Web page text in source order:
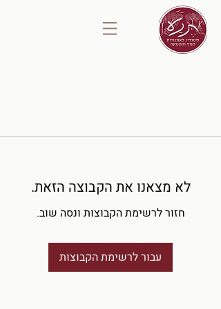
לא מצאנו את הקבוצה הזאת.
חזור לרשימת הקבוצות ונסה שוב.
עבור לרשימת הקבוצות